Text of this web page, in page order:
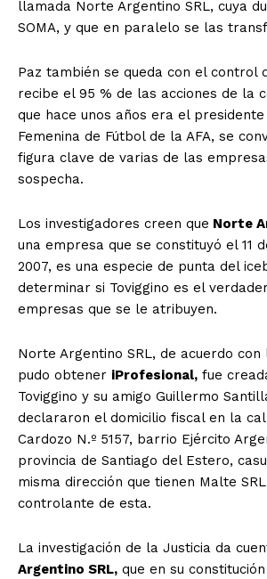
llamada Norte Argentino SRL, cuya
SOMA, y que en paralelo se las
Paz también se queda con el control
recibe el 95 % de las acciones de la
que hace unos años era el
Femenina de Fútbol de la AFA, se
figura clave de varias de las
sospecha.
Los investigadores creen que Norte
una empresa que se constituyó el 11
2007, es una especie de punta del
determinar si Toviggino es el
empresas que se le atribuyen.
Norte Argentino SRL, de acuerdo con
pudo obtener iProfesional, fue
Toviggino y su amigo Guillermo
declararon el domicilio fiscal en la
Cardozo N.º 5157, barrio Ejército
provincia de Santiago del Estero,
misma dirección que tienen Malte
controlante de esta.
La investigación de la Justicia da
Argentino SRL, que en su